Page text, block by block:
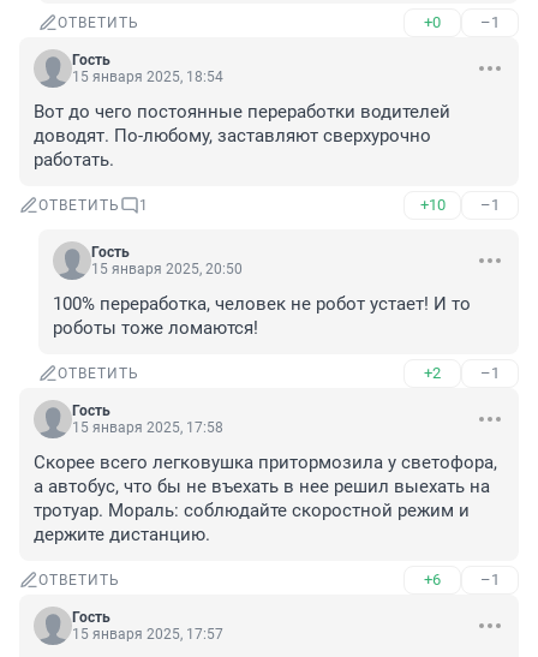
ОТВЕТИТЬ +0 –1
Гость
15 января 2025, 18:54
Вот до чего постоянные переработки водителей
доводят. По-любому, заставляют сверхурочно
работать.
ОТВЕТИТЬ 1 +10 –1
Гость
15 января 2025, 20:50
100% переработка, человек не робот устает! И то
роботы тоже ломаются!
ОТВЕТИТЬ +2 –1
Гость
15 января 2025, 17:58
Скорее всего легковушка притормозила у светофора,
а автобус, что бы не въехать в нее решил выехать на
тротуар. Мораль: соблюдайте скоростной режим и
держите дистанцию.
ОТВЕТИТЬ +6 –1
Гость
15 января 2025, 17:57